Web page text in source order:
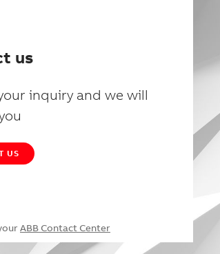
us
inquiry and we will
US
ABB Contact Center